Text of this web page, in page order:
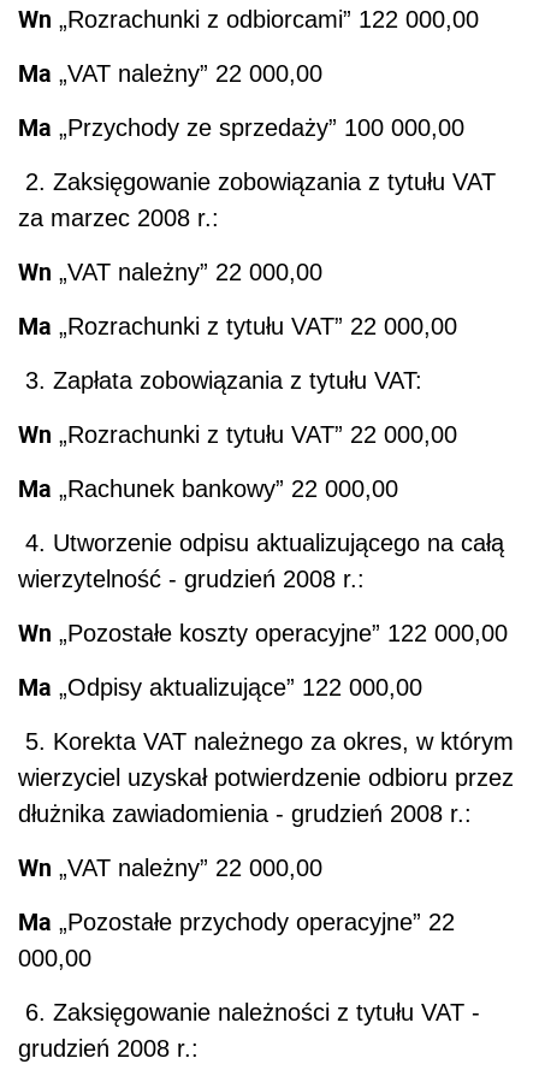
Wn „Rozrachunki z odbiorcami” 122 000,00
Ma „VAT należny” 22 000,00
Ma „Przychody ze sprzedaży” 100 000,00
2. Zaksięgowanie zobowiązania z tytułu VAT
za marzec 2008 r.:
Wn „VAT należny” 22 000,00
Ma „Rozrachunki z tytułu VAT” 22 000,00
3. Zapłata zobowiązania z tytułu VAT:
Wn „Rozrachunki z tytułu VAT” 22 000,00
Ma „Rachunek bankowy” 22 000,00
4. Utworzenie odpisu aktualizującego na całą
wierzytelność - grudzień 2008 r.:
Wn „Pozostałe koszty operacyjne” 122 000,00
Ma „Odpisy aktualizujące” 122 000,00
5. Korekta VAT należnego za okres, w którym
wierzyciel uzyskał potwierdzenie odbioru przez
dłużnika zawiadomienia - grudzień 2008 r.:
Wn „VAT należny” 22 000,00
Ma „Pozostałe przychody operacyjne” 22
000,00
6. Zaksięgowanie należności z tytułu VAT -
grudzień 2008 r.: